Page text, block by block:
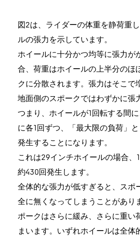
図2は、ライダーの体重を静荷重
ルの張力を示しています。
ホイールに十分かつ均等に張力が
合、荷重はホイールの上半分のほ
クに分散されます。張力はそこで
地面側のスポークではわずかに張
つまり、ホイールが1回転する間
に各1回ずつ、「最大限の負荷」
発生することになります。
これは29インチホイールの場合、
約430回発生します。
全体的な張力が低すぎると、スポ
全に無くなってしまうことがあり
ポークはさらに緩み、さらに重い
まいます。いずれホイールは全体